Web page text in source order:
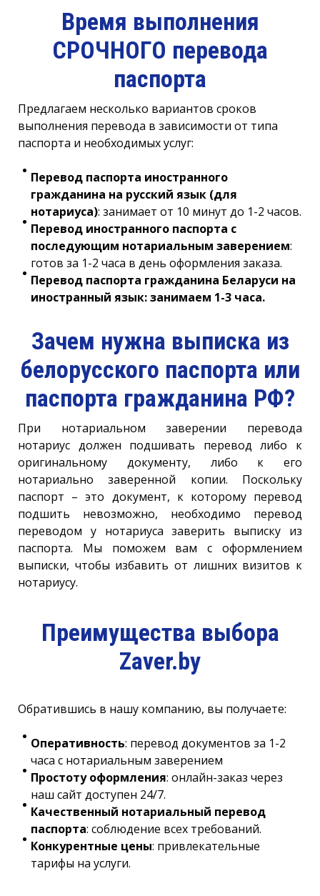
Время выполнения
СРОЧНОГО перевода
паспорта
Предлагаем несколько вариантов сроков
выполнения перевода в зависимости от типа
паспорта и необходимых услуг:
Перевод паспорта иностранного
гражданина на русский язык (для
нотариуса): занимает от 10 минут до 1-2 часов.
Перевод иностранного паспорта с
последующим нотариальным заверением:
готов за 1-2 часа в день оформления заказа.
Перевод паспорта гражданина Беларуси на
иностранный язык: занимаем 1-3 часа.
Зачем нужна выписка из
белорусского паспорта или
паспорта гражданина РФ?
При нотариальном заверении перевода
нотариус должен подшивать перевод либо к
оригинальному документу, либо к его
нотариально заверенной копии. Поскольку
паспорт – это документ, к которому перевод
подшить невозможно, необходимо перевод
переводом у нотариуса заверить выписку из
паспорта. Мы поможем вам с оформлением
выписки, чтобы избавить от лишних визитов к
нотариусу.
Преимущества выбора
Zaver.by
Обратившись в нашу компанию, вы получаете:
Оперативность: перевод документов за 1-2
часа с нотариальным заверением
Простоту оформления: онлайн-заказ через
наш сайт доступен 24/7.
Качественный нотариальный перевод
паспорта: соблюдение всех требований.
Конкурентные цены: привлекательные
тарифы на услуги.